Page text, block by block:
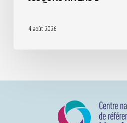
4 août 2026